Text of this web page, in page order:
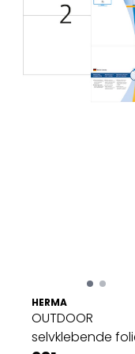
HERMA
OUTDOOR
selvklebende